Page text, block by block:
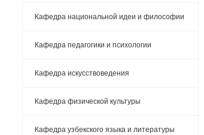
Кафедра национальной идеи и философии
Кафедра педагогики и психологии
Кафедра искусствоведения
Кафедра физической культуры
Кафедра узбекского языка и литературы